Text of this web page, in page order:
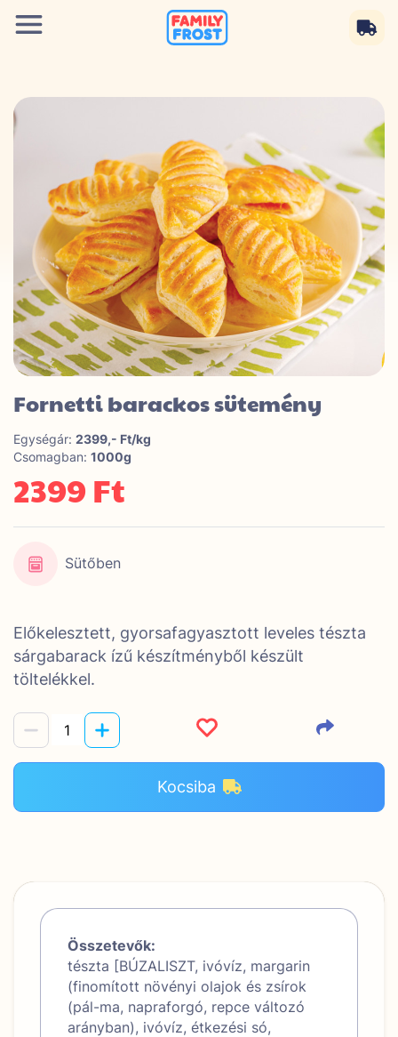
Fornetti barackos sütemény
Egységár: 2399,- Ft/kg
Csomagban: 1000g
2399 Ft
Sütőben
Előkelesztett, gyorsafagyasztott leveles tészta
sárgabarack ízű készítményből készült
töltelékkel.
Kocsiba
Összetevők:
tészta [BÚZALISZT, ivóvíz, margarin
(finomított növényi olajok és zsírok
(pál-ma, napraforgó, repce változó
arányban), ivóvíz, étkezési só,